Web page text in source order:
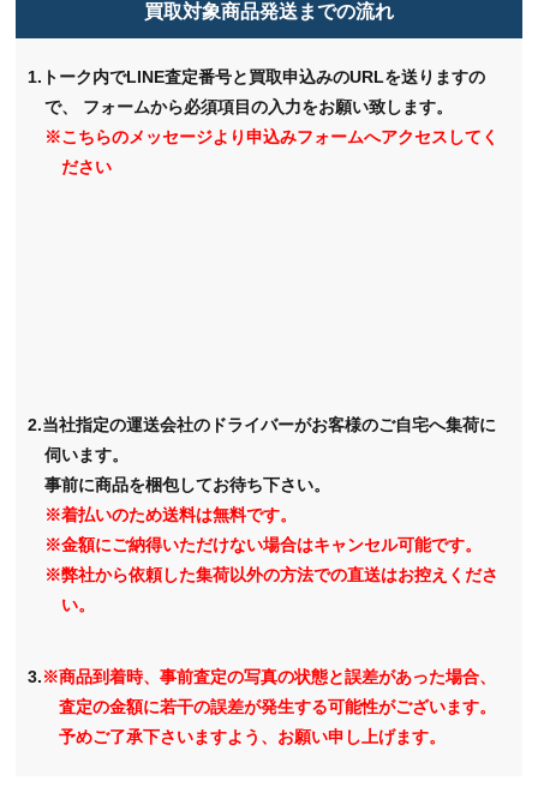
買取対象商品発送までの流れ
1.トーク内でLINE査定番号と買取申込みのURLを送りますの
で、
フォームから必須項目の入力をお願い致します。
※こちらのメッセージより申込みフォームへアクセスしてく
ださい
2.当社指定の運送会社のドライバーがお客様のご自宅へ集荷に
伺います。
事前に商品を梱包してお待ち下さい。
※着払いのため送料は無料です。
※金額にご納得いただけない場合はキャンセル可能です。
※弊社から依頼した集荷以外の方法での直送はお控えくださ
い。
3.※商品到着時、事前査定の写真の状態と誤差があった場合、
査定の金額に若干の誤差が発生する可能性がございます。
予めご了承下さいますよう、お願い申し上げます。